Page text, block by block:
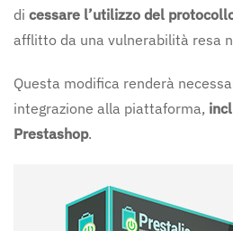
di cessare l’utilizzo del
afflitto da una vulnerabilità resa
Questa modifica renderà
integrazione alla piattaforma,
Prestashop.